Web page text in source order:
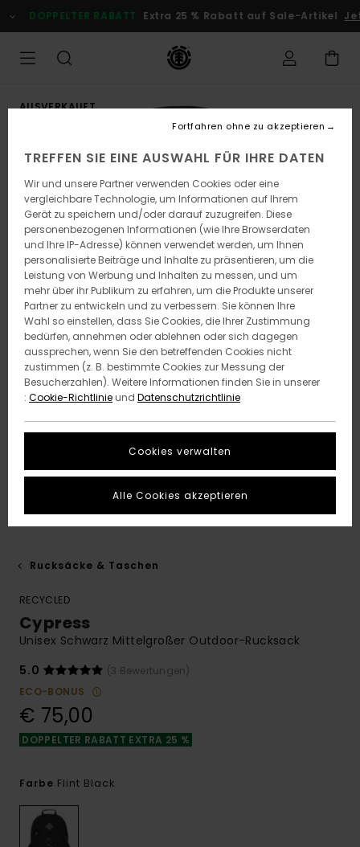
zur
Produktinformation
DOPPELTER RABATT Extra 25 % Rabatt auf Sale-Artikel
AUSVERKAUFT
Rucksäcke & Taschen
RECYCLED
Cypress
Unisex Schwarz Mittelgroßer Outdoor-Rucksack
5.0
(3 Bewertungen)
ECO-BONUS
€ 75,00
DOPPELTER RABATT EXTRA 25 %
Farbe Flint Black
TREFFEN SIE EINE AUSWAHL FÜR IHRE DATEN
Wir und unsere Partner verwenden Cookies oder eine
vergleichbare Technologie, um Informationen auf Ihrem
Gerät zu speichern und/oder darauf zuzugreifen. Diese
personenbezogenen Informationen (wie Ihre Browserdaten
und Ihre IP-Adresse) können verwendet werden, um Ihnen
personalisierte Beiträge und Inhalte zu präsentieren, um die
Leistung von Werbung und Inhalten zu messen, und um
mehr über ihr Publikum zu erfahren, um die Produkte unserer
Partner zu entwickeln und zu verbessern. Sie können Ihre
Wahl so einstellen, dass Sie Cookies, die Ihrer Zustimmung
bedürfen, annehmen oder ablehnen oder sich dagegen
aussprechen, wenn Sie den betreffenden Cookies nicht
zustimmen (z. B. bestimmte Cookies zur Messung der
Besucherzahlen). Weitere Informationen finden Sie in unserer
: Cookie-Richtlinieund Datenschutzrichtlinie
Cookies verwalten
Fortfahren ohne zu akzeptieren
Alle Cookies akzeptieren